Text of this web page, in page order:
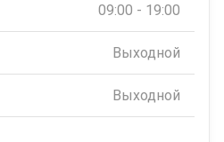
09:00 - 19:00
Выходной
Выходной